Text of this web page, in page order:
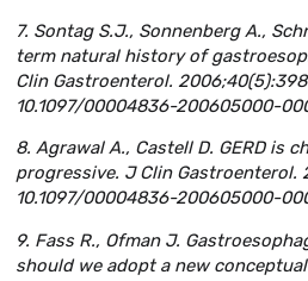
7. Sontag S.J., Sonnenberg A.,
term natural history of
Clin Gastroenterol.
10.1097/00004836-200605000-
8. Agrawal A., Castell D. GERD is
progressive. J Clin Gastroenterol.
10.1097/00004836-200605000-
9. Fass R., Ofman J.
should we adopt a new